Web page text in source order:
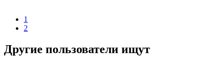
1
2
Другие пользователи ищут